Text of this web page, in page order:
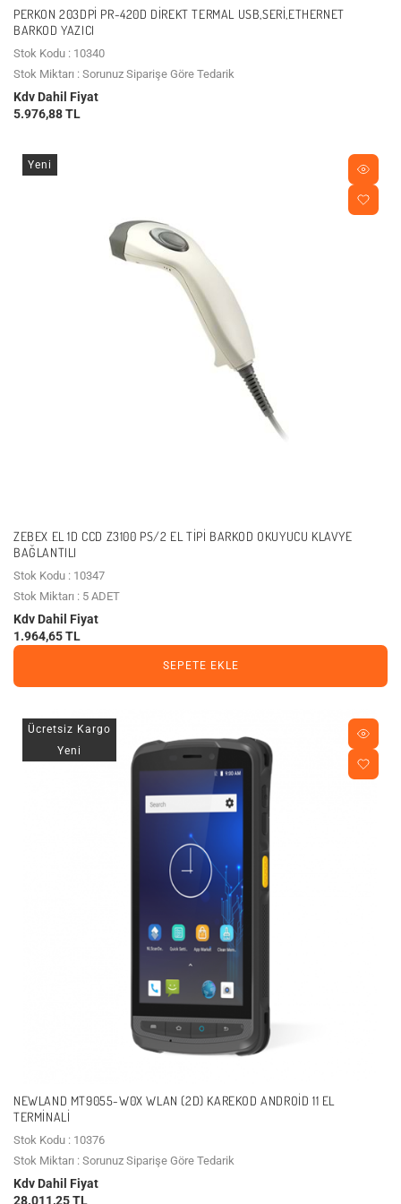
PERKON 203DPI PR-420D DIREKT TERMAL USB,SERI,ETHERNET
BARKOD YAZICI
Stok Kodu : 10340
Stok Miktarı : Sorunuz Siparişe Göre Tedarik
Kdv Dahil Fiyat
5.976,88 TL
Yeni
ZEBEX EL 1D CCD Z3100 PS/2 EL TIPI BARKOD OKUYUCU KLAVYE
BAĞLANTILI
Stok Kodu : 10347
Stok Miktarı : 5 ADET
Kdv Dahil Fiyat
1.964,65 TL
SEPETE EKLE
Ücretsiz Kargo
Yeni
NEWLAND MT9055-W0X WLAN (2D) KAREKOD ANDROID 11 EL
TERMINALI
Stok Kodu : 10376
Stok Miktarı : Sorunuz Siparişe Göre Tedarik
Kdv Dahil Fiyat
28.011,25 TL